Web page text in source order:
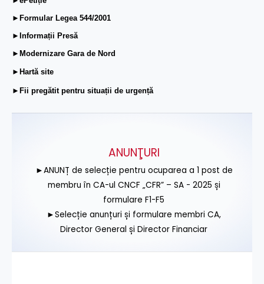
►Formular Legea 544/2001
►Informații Presă
►Modernizare Gara de Nord
►Hartă site
►Fii pregătit pentru situații de urgență
ANUNŢURI
►ANUNȚ de selecție pentru ocuparea a 1 post de
membru în CA-ul CNCF „CFR” – SA - 2025 și
formulare F1-F5
►Selecție anunțuri și formulare membri CA,
Director General și Director Financiar